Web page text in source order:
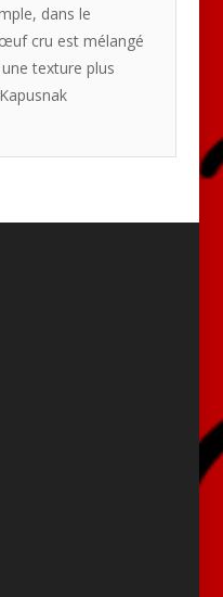
dans le
cru est mélangé
texture plus